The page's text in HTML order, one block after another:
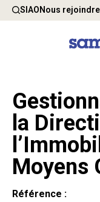
SIAONous rejoindre
la
Moyens
Référence :